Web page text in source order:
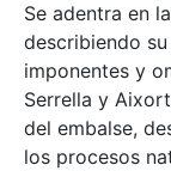
Se adentra en
describiendo
imponentes y
Serrella y
del embalse,
los procesos